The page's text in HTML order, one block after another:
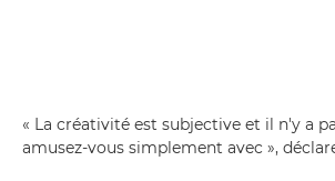
« La créativité est subjective et il n'y a
amusez-vous simplement avec »,